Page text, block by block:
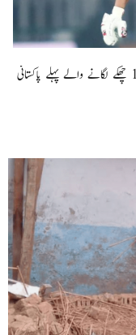
صاحبزادہ فرحان ایک سال میں ٹی ٹوئنٹی کرکٹ میں 100 چھکے لگانے والے پہلے پاکستانی